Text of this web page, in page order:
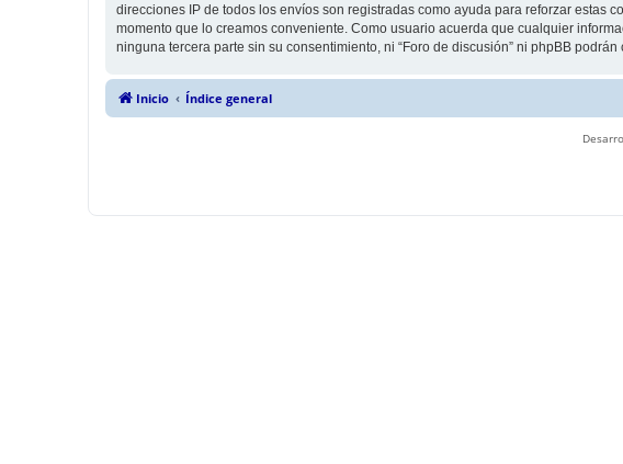
direcciones IP de todos los envíos son registradas como ayuda para reforzar estas
momento que lo creamos conveniente. Como usuario acuerda que cualquier
ninguna tercera parte sin su consentimiento, ni “Foro de discusión” ni phpBB
Inicio Índice general